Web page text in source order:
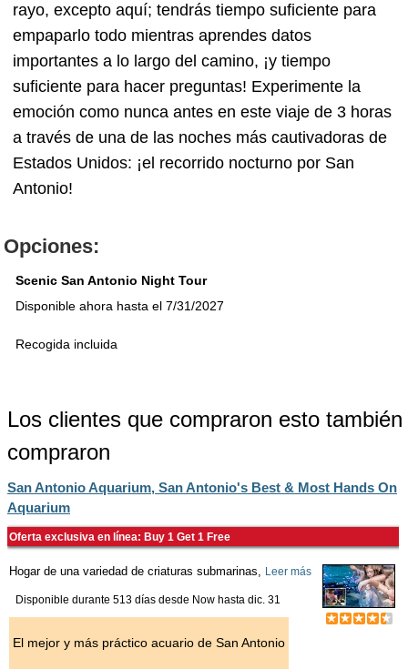
rayo, excepto aquí; tendrás tiempo suficiente para
empaparlo todo mientras aprendes datos
importantes a lo largo del camino, ¡y tiempo
suficiente para hacer preguntas! Experimente la
emoción como nunca antes en este viaje de 3 horas
a través de una de las noches más cautivadoras de
Estados Unidos: ¡el recorrido nocturno por San
Antonio!
Opciones:
Scenic San Antonio Night Tour
Disponible ahora hasta el 7/31/2027
Recogida incluida
Los clientes que compraron esto también
compraron
San Antonio Aquarium, San Antonio's Best & Most Hands On
Aquarium
Oferta exclusiva en línea: Buy 1 Get 1 Free
Hogar de una variedad de criaturas submarinas, Leer más
Disponible durante 513 días desde Now hasta dic. 31
El mejor y más práctico acuario de San Antonio